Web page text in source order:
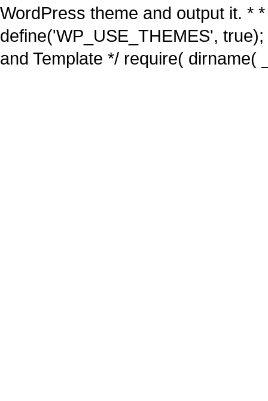
WordPress theme and output it. *
define('WP_USE_THEMES',
and Template */ require( dirname(